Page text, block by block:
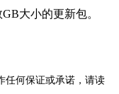
大小的更新包。
任何保证或承诺，请读